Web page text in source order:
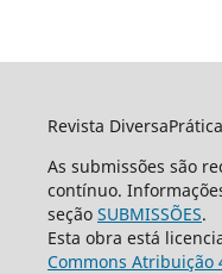
Revista
As submissões são
contínuo.
seção SUBMISSÕES.
Esta obra está
Commons Atribuição